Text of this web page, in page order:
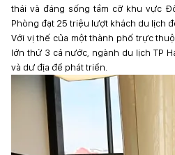
thái và đáng sống tầm cỡ khu vực
Phòng đạt 25 triệu lượt khách du lịch
Với vị thế của một thành phố trực
lớn thứ 3 cả nước, ngành du lịch TP
và dư địa để phát triển.